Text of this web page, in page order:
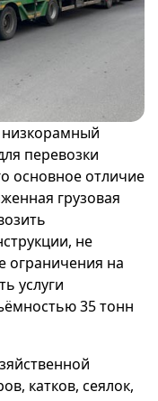
низкорамный
перевозки
основное отличие
грузовая
не
ограничения на
услуги
35 тонн
катков, сеялок,